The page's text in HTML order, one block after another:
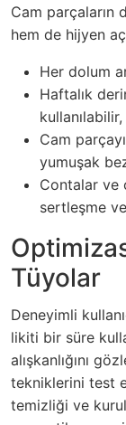
Cam parçaların
hem de hijyen
Her dolum
Haftalık
Cam
yumuşak
Contalar ve
sertleşme
Tüyolar
Deneyimli
likiti bir süre
alışkanlığını
tekniklerini test
temizliği ve